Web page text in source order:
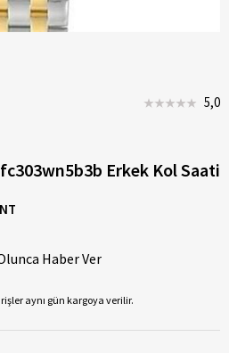
5,0
Erkek Kol Saati
Haber Ver
aynı gün kargoya verilir.